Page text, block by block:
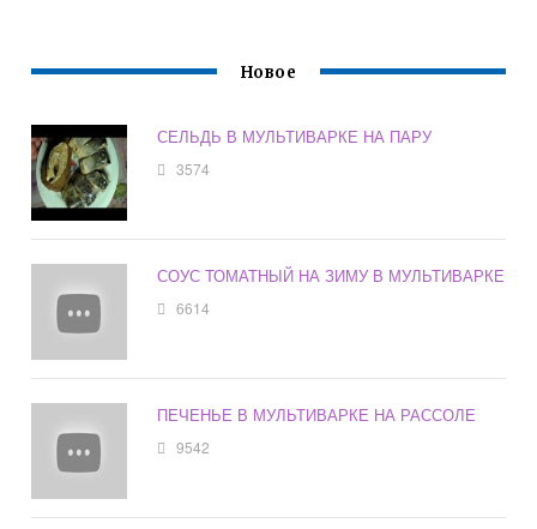
Новое
СЕЛЬДЬ В МУЛЬТИВАРКЕ НА ПАРУ
3574
СОУС ТОМАТНЫЙ НА ЗИМУ В МУЛЬТИВАРКЕ
6614
ПЕЧЕНЬЕ В МУЛЬТИВАРКЕ НА РАССОЛЕ
9542